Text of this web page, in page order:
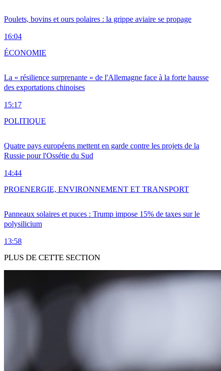
Poulets, bovins et ours polaires : la grippe aviaire se propage
16:04
La « résilience surprenante » de l'Allemagne face à la forte hausse
des exportations chinoises
15:17
ÉCONOMIE
Quatre pays européens mettent en garde contre les projets de la
Russie pour l'Ossétie du Sud
14:44
POLITIQUE
Panneaux solaires et puces : Trump impose 15% de taxes sur le
polysilicium
13:58
PROENERGIE, ENVIRONNEMENT ET TRANSPORT
PLUS DE CETTE SECTION